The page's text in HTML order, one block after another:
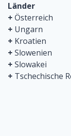
Länder
+ Österreich
+ Ungarn
+ Kroatien
+ Slowenien
+ Slowakei
+ Tschechische